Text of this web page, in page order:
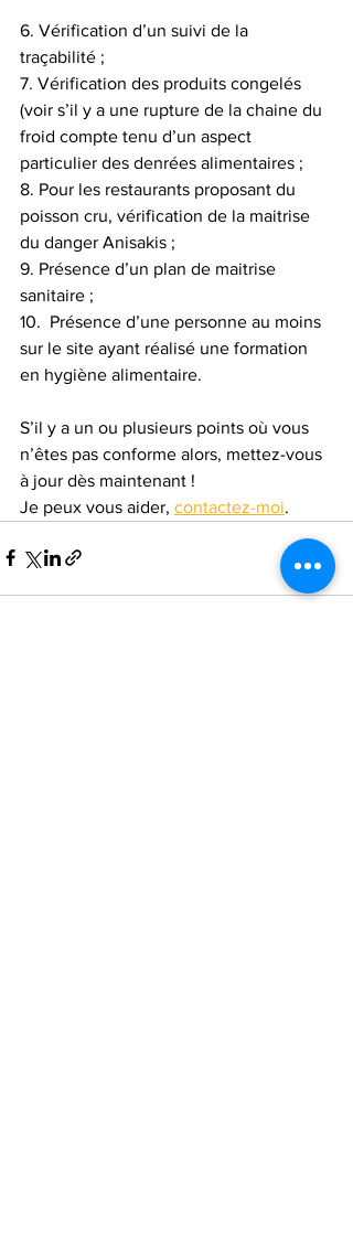
6. Vérification d’un suivi de la
traçabilité ;
7. Vérification des produits congelés
(voir s’il y a une rupture de la chaine du
froid compte tenu d’un aspect
particulier des denrées alimentaires ;
8. Pour les restaurants proposant du
poisson cru, vérification de la maitrise
du danger Anisakis ;
9. Présence d’un plan de maitrise
sanitaire ;
10.  Présence d’une personne au moins
sur le site ayant réalisé une formation
en hygiène alimentaire.
S’il y a un ou plusieurs points où vous
n’êtes pas conforme alors, mettez-vous
à jour dès maintenant !
Je peux vous aider, contactez-moi.